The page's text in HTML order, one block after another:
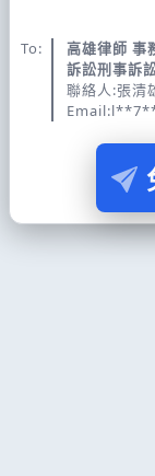
To:
高雄律師 事
訴訟刑事訴
聯絡人:張清